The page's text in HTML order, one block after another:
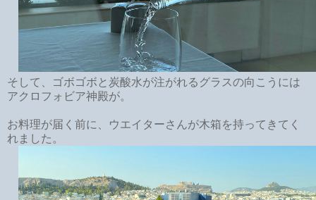
そして、ゴボゴボと炭酸水が注がれるグラスの向こうには
アクロフォビア神殿が。
お料理が届く前に、ウエイターさんが木箱を持ってきてく
れました。